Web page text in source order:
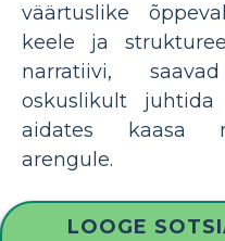
väärtuslike
keele ja
narratiivi,
oskuslikult juhtida
aidates kaasa
arengule.
LOOGE